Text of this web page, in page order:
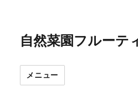
自然菜園フルーテ
メニュー